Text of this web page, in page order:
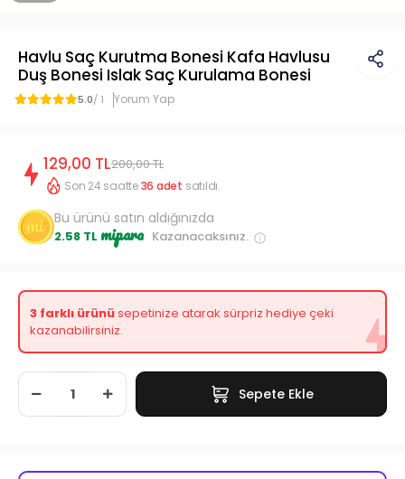
Havlu Saç Kurutma Bonesi Kafa Havlusu
Duş Bonesi Islak Saç Kurulama Bonesi
5.0/ 1 Yorum Yap
129,00 TL200,00 TL
Son 24 saatte36 adet satıldı.
Bu ürünü satın aldığınızda
2.58 TL mipara Kazanacaksınız.
3 farklı ürünüsepetinize atarak sürpriz hediye çeki
kazanabilirsiniz.
Sepete Ekle